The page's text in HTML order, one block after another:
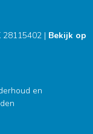
28115402 | Bekijk op
en